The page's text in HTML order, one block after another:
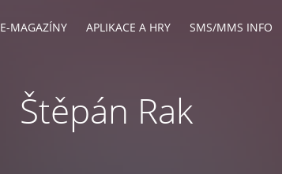
E-MAGAZÍNY APLIKACE A HRY SMS/MMS INFO
Štěpán Rak